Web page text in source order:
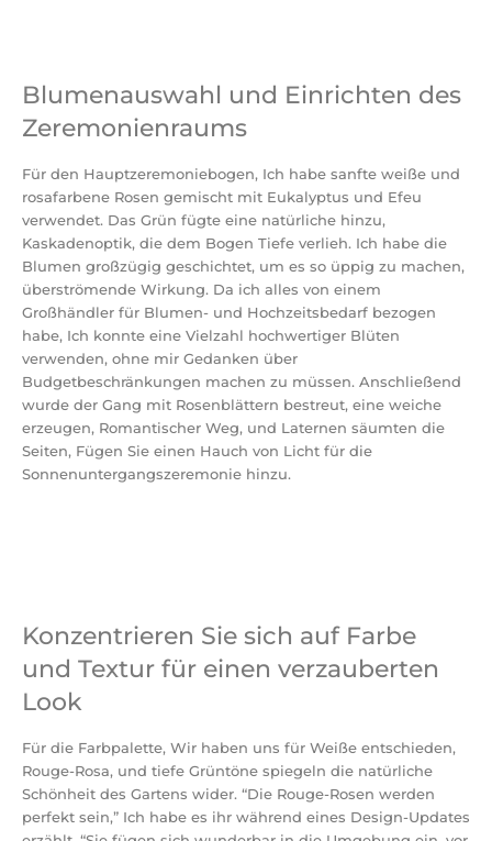
Blumenauswahl und Einrichten des
Zeremonienraums
Für den Hauptzeremoniebogen, Ich habe sanfte weiße und
rosafarbene Rosen gemischt mit Eukalyptus und Efeu
verwendet. Das Grün fügte eine natürliche hinzu,
Kaskadenoptik, die dem Bogen Tiefe verlieh. Ich habe die
Blumen großzügig geschichtet, um es so üppig zu machen,
überströmende Wirkung. Da ich alles von einem
Großhändler für Blumen- und Hochzeitsbedarf bezogen
habe, Ich konnte eine Vielzahl hochwertiger Blüten
verwenden, ohne mir Gedanken über
Budgetbeschränkungen machen zu müssen. Anschließend
wurde der Gang mit Rosenblättern bestreut, eine weiche
erzeugen, Romantischer Weg, und Laternen säumten die
Seiten, Fügen Sie einen Hauch von Licht für die
Sonnenuntergangszeremonie hinzu.
Konzentrieren Sie sich auf Farbe
und Textur für einen verzauberten
Look
Für die Farbpalette, Wir haben uns für Weiße entschieden,
Rouge-Rosa, und tiefe Grüntöne spiegeln die natürliche
Schönheit des Gartens wider. “Die Rouge-Rosen werden
perfekt sein,” Ich habe es ihr während eines Design-Updates